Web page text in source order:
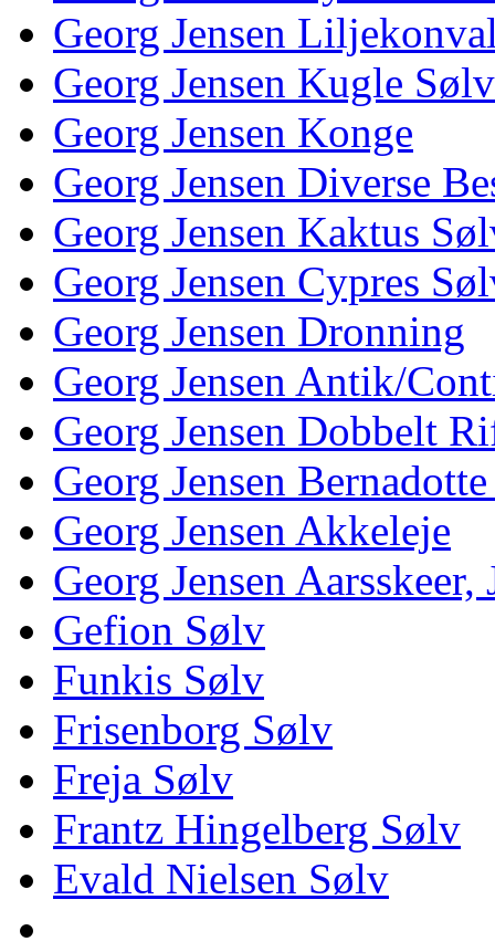
Georg Jensen
Georg Jensen Kugle Sølv
Georg Jensen Konge
Georg Jensen Diverse
Georg Jensen Kaktus
Georg Jensen Cypres
Georg Jensen Dronning
Georg Jensen Antik/
Georg Jensen Dobbelt
Georg Jensen
Georg Jensen Akkeleje
Georg Jensen
Gefion Sølv
Funkis Sølv
Frisenborg Sølv
Freja Sølv
Frantz Hingelberg Sølv
Evald Nielsen Sølv